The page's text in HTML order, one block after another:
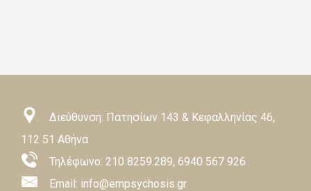
Διεύθυνση: Πατησίων 143 & Κεφαλληνίας 46,
112 51 Αθήνα
Τηλέφωνο: 210 8259.289, 6940 567 926
Email: info@empsychosis.gr